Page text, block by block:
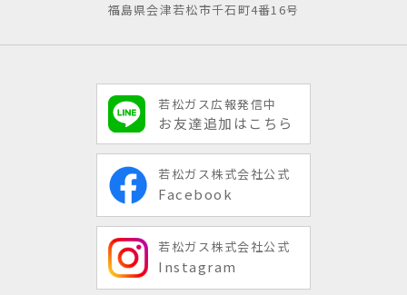
福島県会津若松市千石町4番16号
若松ガス広報発信中
お友達追加はこちら
若松ガス株式会社公式
Facebook
若松ガス株式会社公式
Instagram